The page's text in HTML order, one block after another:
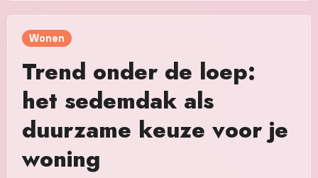
Wonen
Trend onder de loep:
het sedemdak als
duurzame keuze voor je
woning